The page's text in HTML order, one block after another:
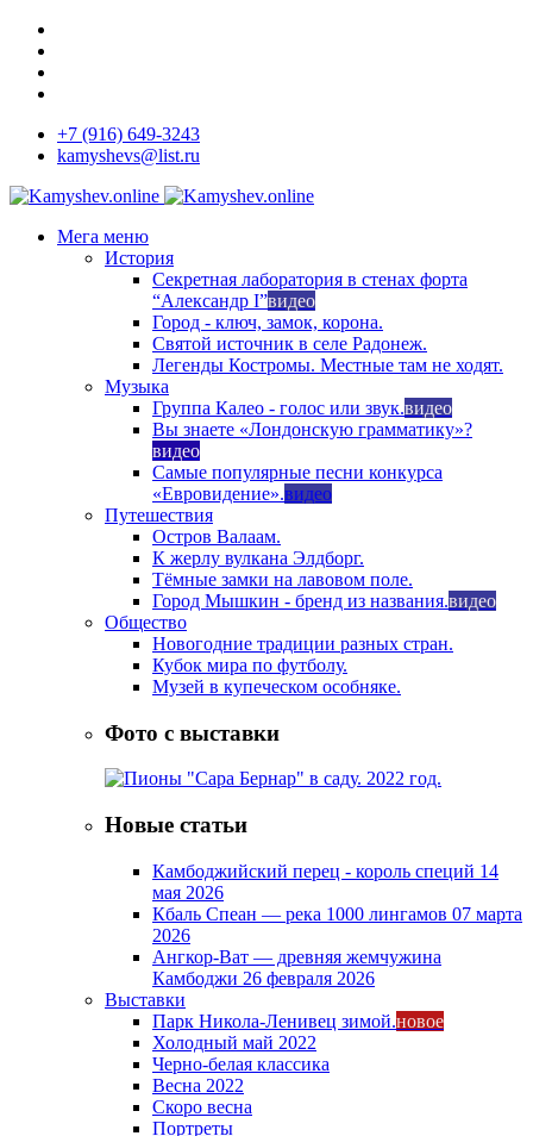
+7 (916) 649-3243
kamyshevs@list.ru
Мега меню
История
Секретная лаборатория в стенах форта
“Александр I”видео
Город - ключ, замок, корона.
Святой источник в селе Радонеж.
Легенды Костромы. Местные там не ходят.
Музыка
Группа Калео - голос или звук.видео
Вы знаете «Лондонскую грамматику»?
видео
Самые популярные песни конкурса
«Евровидение».видео
Путешествия
Остров Валаам.
К жерлу вулкана Элдборг.
Тёмные замки на лавовом поле.
Город Мышкин - бренд из названия.видео
Общество
Новогодние традиции разных стран.
Кубок мира по футболу.
Музей в купеческом особняке.
Фото с выставки
Новые статьи
Камбоджийский перец - король специй 14
мая 2026
Кбаль Спеан — река 1000 лингамов 07 марта
2026
Ангкор-Ват — древняя жемчужина
Камбоджи 26 февраля 2026
Выставки
Парк Никола-Ленивец зимой.новое
Холодный май 2022
Черно-белая классика
Весна 2022
Скоро весна
Портреты